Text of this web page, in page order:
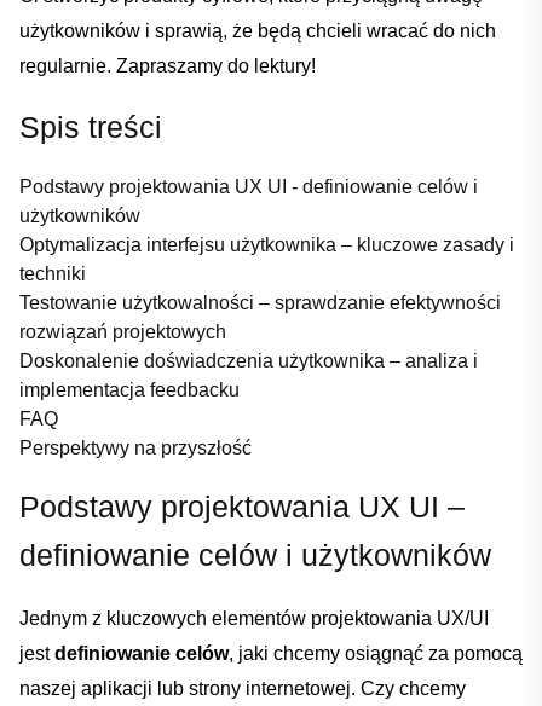
użytkowników i sprawią,⁣ że będą chcieli wracać do nich
regularnie.​ Zapraszamy do lektury!
Spis ​treści
Podstawy projektowania UX UI ‌-⁣ definiowanie celów i
użytkowników
Optymalizacja interfejsu użytkownika‌ – kluczowe zasady ​i
techniki
Testowanie użytkowalności – ‍sprawdzanie efektywności
rozwiązań projektowych
Doskonalenie ⁣doświadczenia użytkownika – analiza i
implementacja⁢ feedbacku
FAQ
Perspektywy ‌na przyszłość
Podstawy projektowania UX UI –
definiowanie celów i użytkowników
Jednym z kluczowych elementów​ projektowania UX/UI
jestdefiniowanie celów, jaki ‌chcemy osiągnąć za pomocą
naszej aplikacji lub strony internetowej. Czy chcemy